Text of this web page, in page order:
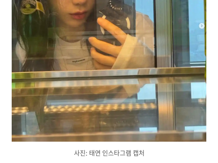
사진: 태연 인스타그램 캡처